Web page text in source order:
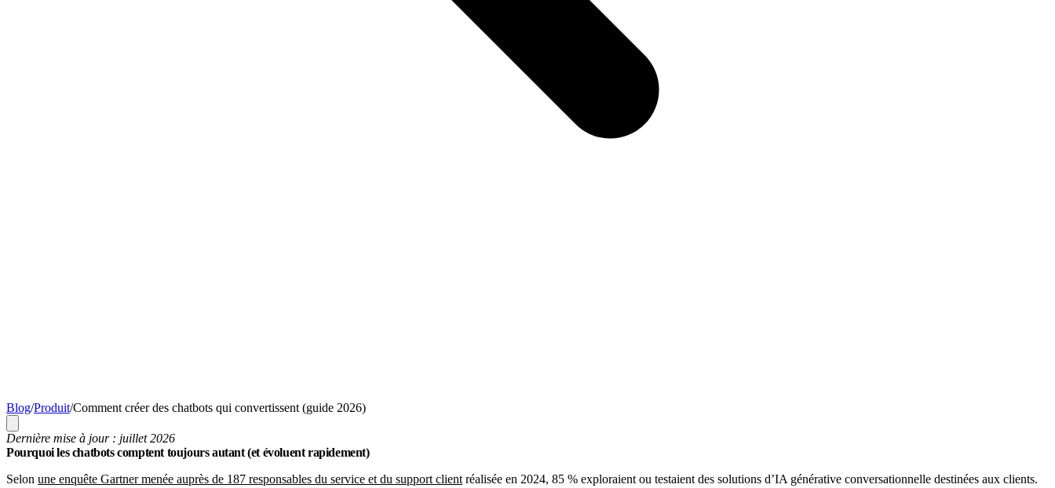
Blog/Produit/Comment créer des chatbots qui convertissent (guide 2026)
Dernière mise à jour : juillet 2026
Pourquoi les chatbots comptent toujours autant (et évoluent rapidement)
Selon une enquête Gartner menée auprès de 187 responsables du service et du support client réalisée en 2024, 85 % exploraient ou testaient des solutions d’IA générative conversationnelle destinées aux clients.